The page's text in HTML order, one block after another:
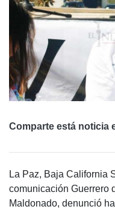
Comparte está noticia
La Paz, Baja California
comunicación Guerrero
Maldonado, denunció